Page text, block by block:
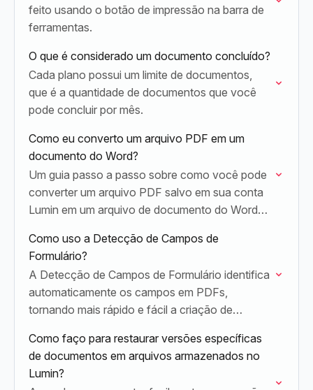
feito usando o botão de impressão na barra de
ferramentas.
O que é considerado um documento concluído?
Cada plano possui um limite de documentos,
que é a quantidade de documentos que você
pode concluir por mês.
Como eu converto um arquivo PDF em um
documento do Word?
Um guia passo a passo sobre como você pode
converter um arquivo PDF salvo em sua conta
Lumin em um arquivo de documento do Word
Como uso a Detecção de Campos de
Formulário?
A Detecção de Campos de Formulário identifica
automaticamente os campos em PDFs,
tornando mais rápido e fácil a criação de
Como faço para restaurar versões específicas
de documentos em arquivos armazenados no
Lumin?